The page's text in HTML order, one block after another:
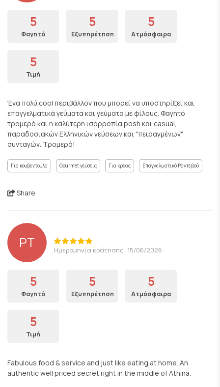
5
Φαγητό
5
Εξυπηρέτηση
5
Ατμόσφαιρα
5
Τιμή
Ένα πολύ cool περιβάλλον που μπορεί να υποστηρίξει και
επαγγελματικά γεύματα και γεύματα με φίλους. Φαγητό
τρομερό και η καλύτερη ισορροπία posh και casual,
παραδοσιακών Ελληνικών γεύσεων και "πειραγμένων"
συνταγών. Τρομερό!
Για κουβεντούλα Gourmet γεύσεις Για κρέας Επαγγελματικό Ραντεβού
Share
PT Ημερομηνία κράτησης: 15/06/2026
5
Φαγητό
5
Εξυπηρέτηση
5
Ατμόσφαιρα
5
Τιμή
Fabulous food & service and just like eating at home. An
authentic well priced secret right in the middle of Athina.